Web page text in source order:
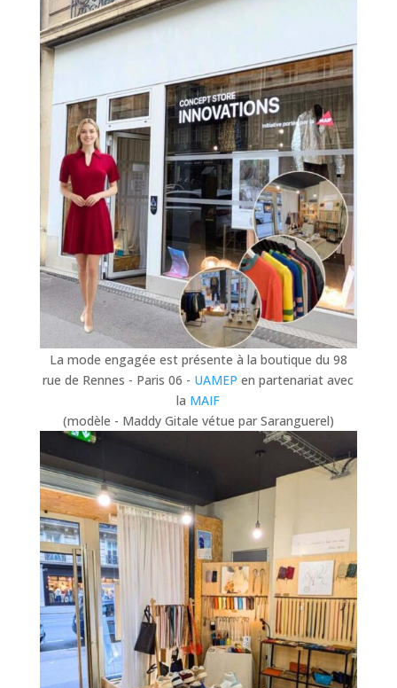
La mode engagée est présente à la boutique du 98
rue de Rennes - Paris 06 - UAMEP en partenariat avec
la MAIF
(modèle - Maddy Gitale vétue par Saranguerel)